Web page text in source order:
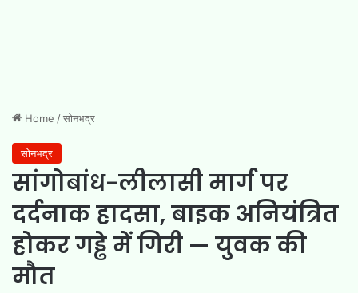
Home /सोनभद्र
सोनभद्र
सांगोबांध-लीलासी मार्ग पर
दर्दनाक हादसा, बाइक अनियंत्रित
होकर गड्ढे में गिरी — युवक की
मौत